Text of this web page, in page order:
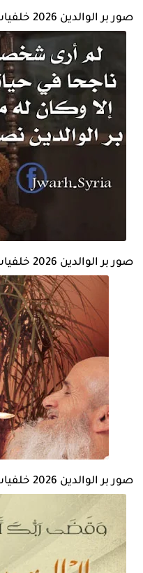
صور بر الوالدين 2026 خلفيات متوب عليها عبارات عن الوالدين
صور بر الوالدين 2026 خلفيات متوب عليها عبارات عن الوالدين
صور بر الوالدين 2026 خلفيات متوب عليها عبارات عن الوالدين